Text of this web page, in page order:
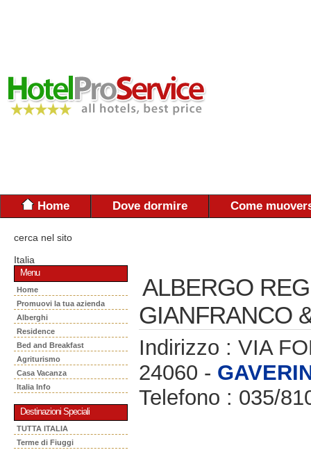
Home Dove dormire Come
cerca nel sito
Italia
Menu
Home
Promuovi la tua azienda
Alberghi
Residence
Bed and Breakfast
Agriturismo
Casa Vacanza
Italia Info
Destinazioni Speciali
TUTTA ITALIA
Terme di Fiuggi
ALBERGO
GIANFRANCO
Indirizzo : VIA
24060 -
Telefono : 035/